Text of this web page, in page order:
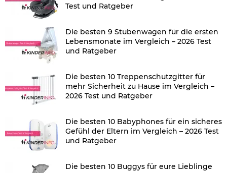
Test und Ratgeber
Die besten 9 Stubenwagen für die ersten
Lebensmonate im Vergleich – 2026 Test
und Ratgeber
Die besten 10 Treppenschutzgitter für
mehr Sicherheit zu Hause im Vergleich –
2026 Test und Ratgeber
Die besten 10 Babyphones für ein sicheres
Gefühl der Eltern im Vergleich – 2026 Test
und Ratgeber
Die besten 10 Buggys für eure Lieblinge